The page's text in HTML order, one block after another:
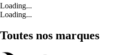
Loading...
Loading...
Toutes nos marques